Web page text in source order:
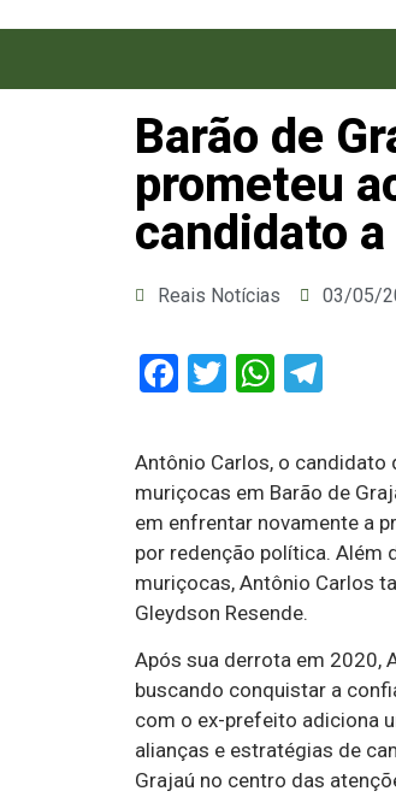
Barão de
prometeu
candidato
Reais Notícias 03/05/
Facebook
Twitter
Antônio Carlos, o
muriçocas em Barão de
em enfrentar novamente a
por redenção política. Além
muriçocas, Antônio Carlos
Gleydson Resende.
Após sua derrota em 2020,
buscando conquistar a
com o ex-prefeito adiciona
alianças e estratégias de
Grajaú no centro das